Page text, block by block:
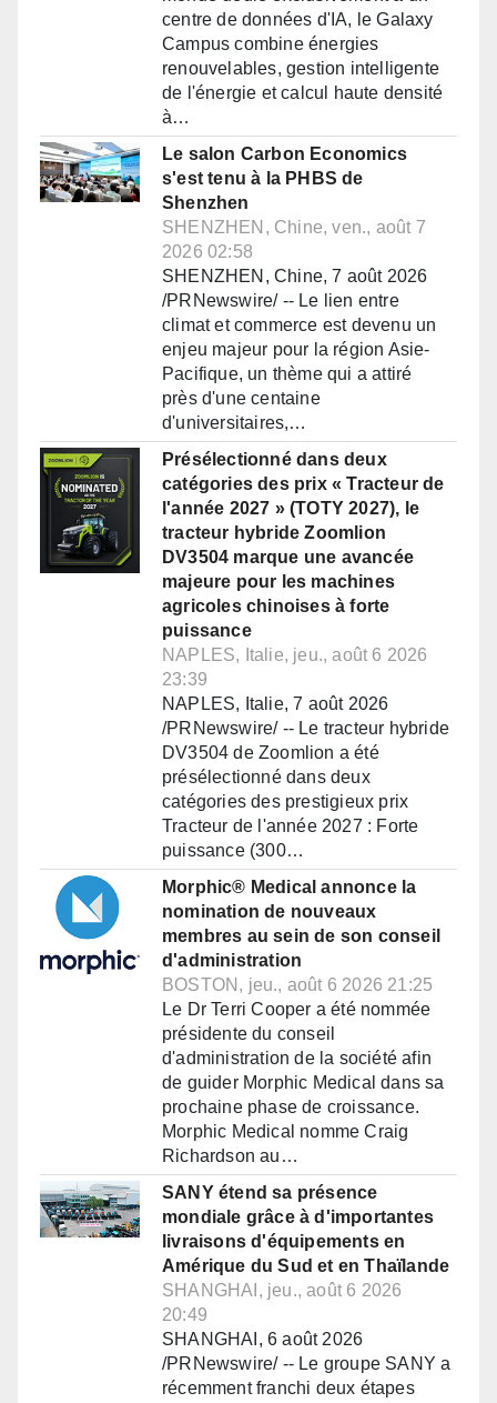
centre de données d'IA, le Galaxy
Campus combine énergies
renouvelables, gestion intelligente
de l'énergie et calcul haute densité
à…
Le salon Carbon Economics
s'est tenu à la PHBS de
Shenzhen
SHENZHEN, Chine, ven., août 7
2026 02:58
SHENZHEN, Chine, 7 août 2026
/PRNewswire/ -- Le lien entre
climat et commerce est devenu un
enjeu majeur pour la région Asie-
Pacifique, un thème qui a attiré
près d'une centaine
d'universitaires,…
Présélectionné dans deux
catégories des prix « Tracteur de
l'année 2027 » (TOTY 2027), le
tracteur hybride Zoomlion
DV3504 marque une avancée
majeure pour les machines
agricoles chinoises à forte
puissance
NAPLES, Italie, jeu., août 6 2026
23:39
NAPLES, Italie, 7 août 2026
/PRNewswire/ -- Le tracteur hybride
DV3504 de Zoomlion a été
présélectionné dans deux
catégories des prestigieux prix
Tracteur de l'année 2027 : Forte
puissance (300…
Morphic® Medical annonce la
nomination de nouveaux
membres au sein de son conseil
d'administration
BOSTON, jeu., août 6 2026 21:25
Le Dr Terri Cooper a été nommée
présidente du conseil
d'administration de la société afin
de guider Morphic Medical dans sa
prochaine phase de croissance.
Morphic Medical nomme Craig
Richardson au…
SANY étend sa présence
mondiale grâce à d'importantes
livraisons d'équipements en
Amérique du Sud et en Thaïlande
SHANGHAI, jeu., août 6 2026
20:49
SHANGHAI, 6 août 2026
/PRNewswire/ -- Le groupe SANY a
récemment franchi deux étapes